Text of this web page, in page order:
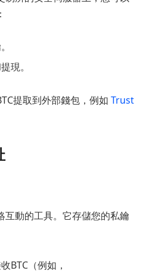
現。
提取到外部錢包，例如 Trust
互動的工具。它存儲您的私鑰
BTC（例如，